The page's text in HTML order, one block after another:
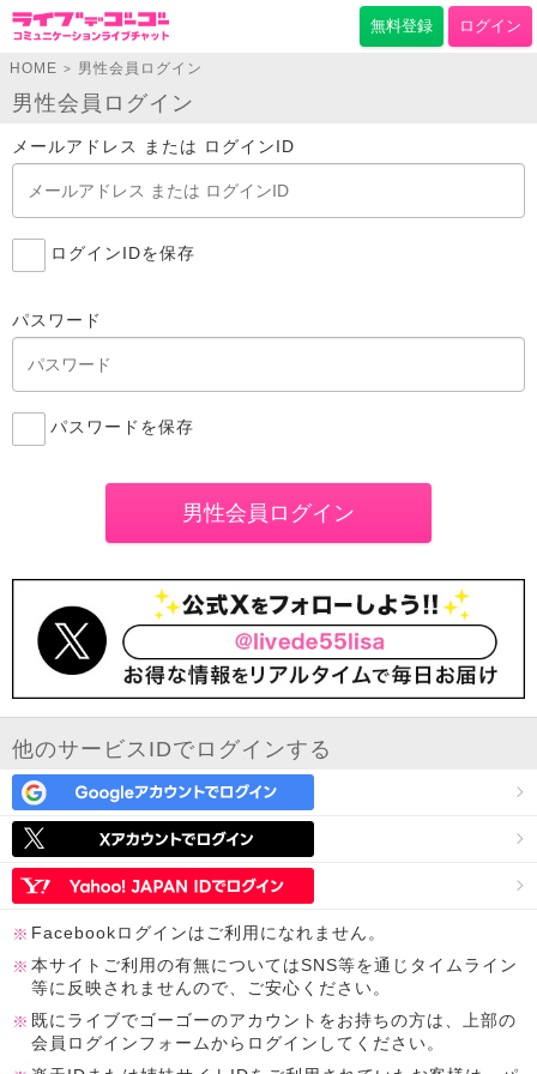
無料登録 ログイン
HOME > 男性会員ログイン
男性会員ログイン
メールアドレス または ログインID
ログインIDを保存
パスワード
パスワードを保存
他のサービスIDでログインする
Facebookログインはご利用になれません。
本サイトご利用の有無についてはSNS等を通じタイムライン
等に反映されませんので、ご安心ください。
既にライブでゴーゴーのアカウントをお持ちの方は、上部の
会員ログインフォームからログインしてください。